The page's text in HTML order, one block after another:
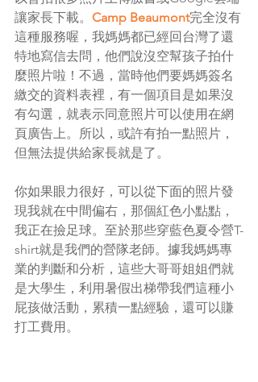
讓家長下載。 Camp Beaumont完全沒有
這種服務喔，我媽媽都已經回台灣了還
特地寫信去問，他們說沒空幫孩子拍什
麼照片啦！不過，當時他們要媽媽簽名
繳交的資料表裡，有一個項目是如果沒
有勾選，就表示同意照片可以使用在網
頁廣告上。所以，或許有拍一點照片，
但無法提供給家長就是了。
你如果眼力很好，可以從下面的照片發
現我就在中間偏右，那個紅色小點點，
我正在撿足球。至於那些穿藍色夏令營T-
shirt就是我們的營隊老師。據我媽媽專
業的判斷和分析，這些大哥哥姐姐們就
是大學生，利用暑假出梯帶我們這種小
屁孩做活動，累積一點經驗，還可以賺
打工費用。